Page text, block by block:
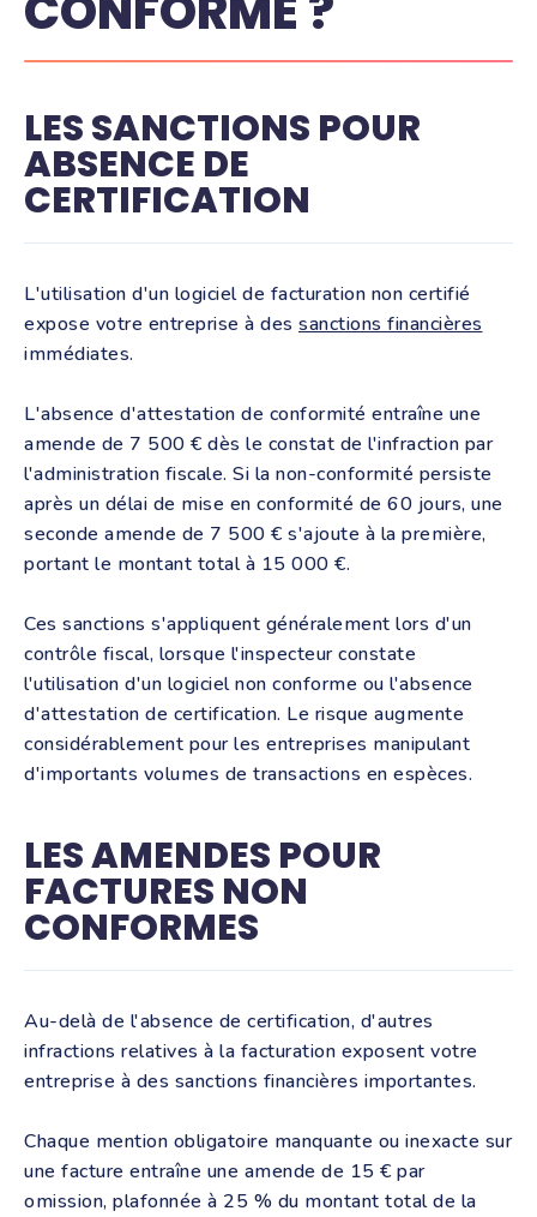
LES SANCTIONS POUR
ABSENCE DE
CERTIFICATION
L'utilisation d'un logiciel de facturation non certifié
expose votre entreprise à des sanctions financières
immédiates.
L'absence d'attestation de conformité entraîne une
amende de 7 500 € dès le constat de l'infraction par
l'administration fiscale. Si la non-conformité persiste
après un délai de mise en conformité de 60 jours, une
seconde amende de 7 500 € s'ajoute à la première,
portant le montant total à 15 000 €.
Ces sanctions s'appliquent généralement lors d'un
contrôle fiscal, lorsque l'inspecteur constate
l'utilisation d'un logiciel non conforme ou l'absence
d'attestation de certification. Le risque augmente
considérablement pour les entreprises manipulant
d'importants volumes de transactions en espèces.
LES AMENDES POUR
FACTURES NON
CONFORMES
Au-delà de l'absence de certification, d'autres
infractions relatives à la facturation exposent votre
entreprise à des sanctions financières importantes.
Chaque mention obligatoire manquante ou inexacte sur
une facture entraîne une amende de 15 € par
omission, plafonnée à 25 % du montant total de la